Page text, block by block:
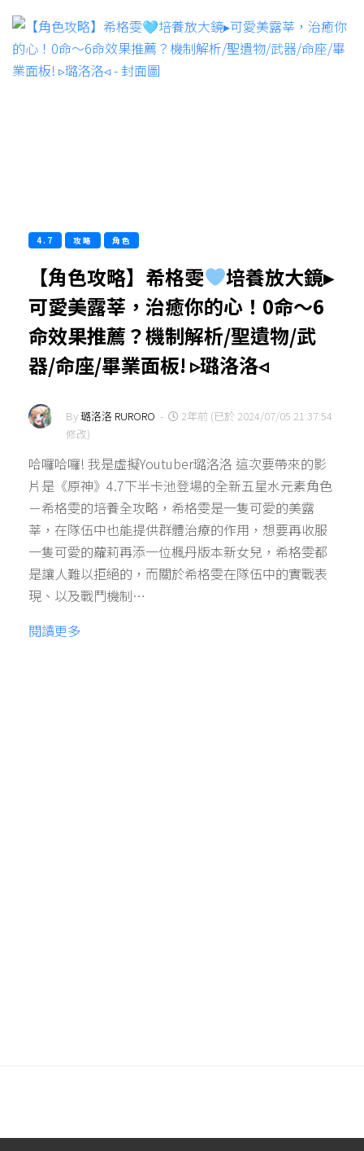
4.7 攻略 角色
【角色攻略】希格雯
培養放大鏡▸
可愛美露莘，治癒你的心！0命～6
命效果推薦？機制解析/聖遺物/武
器/命座/畢業面板! ▹璐洛洛◃
By璐洛洛 RURORO -
2年前 (已於 2024/07/05 21:37:54
修改)
哈囉哈囉! 我是虛擬Youtuber璐洛洛 這次要帶來的影
片是《原神》4.7下半卡池登場的全新五星水元素角色
－希格雯的培養全攻略，希格雯是一隻可愛的美露
莘，在隊伍中也能提供群體治療的作用，想要再收服
一隻可愛的蘿莉再添一位楓丹版本新女兒，希格雯都
是讓人難以拒絕的，而關於希格雯在隊伍中的實戰表
現、以及戰鬥機制…
閱讀更多